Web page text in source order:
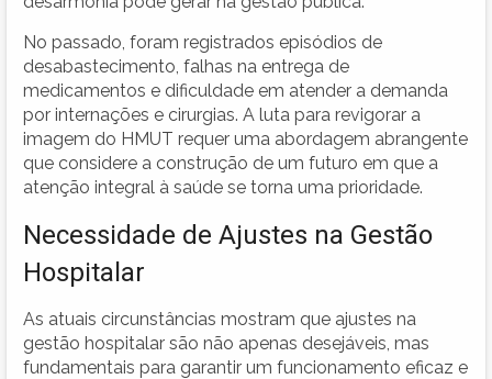
No passado, foram registrados episódios de
desabastecimento, falhas na entrega de
medicamentos e dificuldade em atender a demanda
por internações e cirurgias. A luta para revigorar a
imagem do HMUT requer uma abordagem abrangente
que considere a construção de um futuro em que a
atenção integral à saúde se torna uma prioridade.
Necessidade de Ajustes na Gestão
Hospitalar
As atuais circunstâncias mostram que ajustes na
gestão hospitalar são não apenas desejáveis, mas
fundamentais para garantir um funcionamento eficaz e